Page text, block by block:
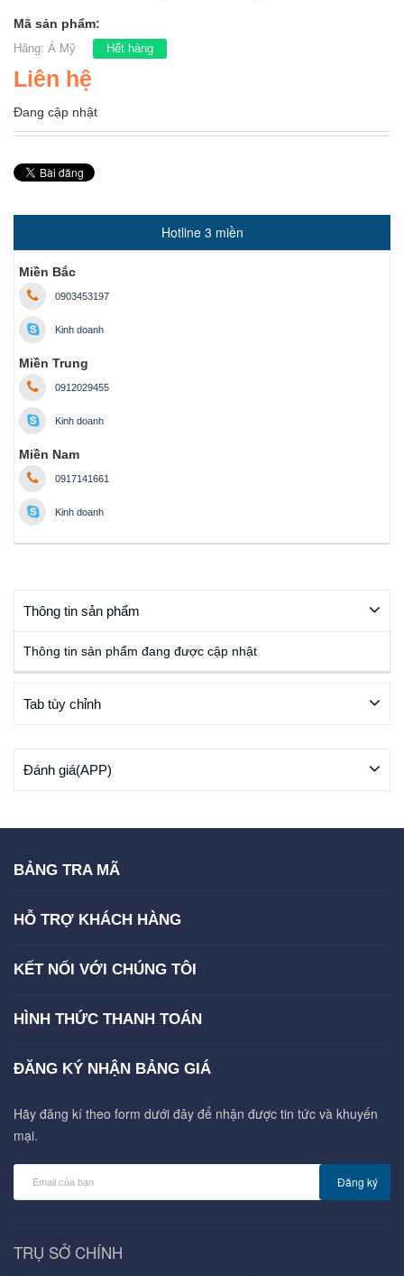
Mã sản phẩm:
Hãng: Á Mỹ Hết hàng
Liên hệ
Đang cập nhật
Hotline 3 miền
Miền Bắc
0903453197
Kinh doanh
Miền Trung
0912029455
Kinh doanh
Miền Nam
0917141661
Kinh doanh
Thông tin sản phẩm
Thông tin sản phẩm đang được cập nhật
Tab tùy chỉnh
Đánh giá(APP)
BẢNG TRA MÃ
HỖ TRỢ KHÁCH HÀNG
KẾT NỐI VỚI CHÚNG TÔI
HÌNH THỨC THANH TOÁN
ĐĂNG KÝ NHẬN BẢNG GIÁ
Hãy đăng kí theo form dưới đây để nhận được tin tức và khuyến
mại.
Đăng ký
TRỤ SỞ CHÍNH